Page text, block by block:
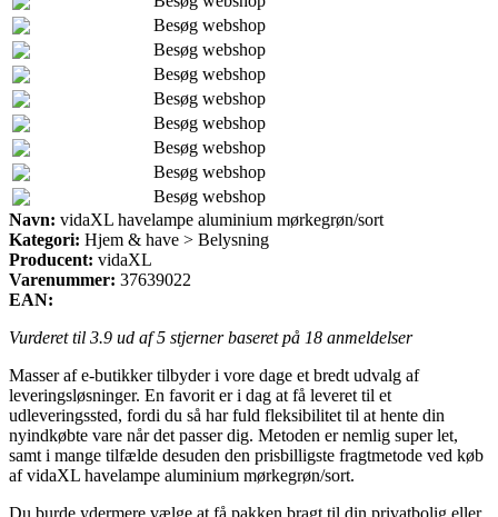
Besøg webshop
Besøg webshop
Besøg webshop
Besøg webshop
Besøg webshop
Besøg webshop
Besøg webshop
Besøg webshop
Navn: vidaXL havelampe aluminium mørkegrøn/sort
Kategori: Hjem & have > Belysning
Producent: vidaXL
Varenummer: 37639022
EAN:
Vurderet til 3.9 ud af 5 stjerner baseret på 18 anmeldelser
Masser af e-butikker tilbyder i vore dage et bredt udvalg af
leveringsløsninger. En favorit er i dag at få leveret til et
udleveringssted, fordi du så har fuld fleksibilitet til at hente din
nyindkøbte vare når det passer dig. Metoden er nemlig super let,
samt i mange tilfælde desuden den prisbilligste fragtmetode ved køb
af vidaXL havelampe aluminium mørkegrøn/sort.
Du burde ydermere vælge at få pakken bragt til din privatbolig eller